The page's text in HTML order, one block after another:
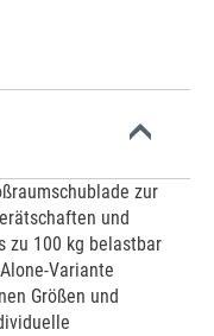
zur
und
zu 100 kg belastbar
Variante
Größen und